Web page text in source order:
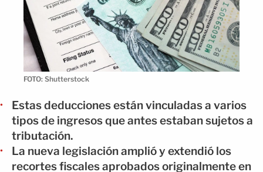
FOTO: Shutterstock
Estas deducciones están vinculadas a varios
tipos de ingresos que antes estaban sujetos a
tributación.
La nueva legislación amplió y extendió los
recortes fiscales aprobados originalmente en